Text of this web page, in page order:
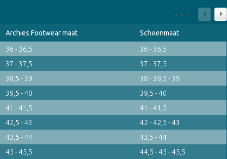
Archies Footwear maat
Schoenmaat
36 - 36,5
36 - 36,5
37 - 37,5
37 - 37,5
38,5 - 39
38 - 38,5 - 39
39,5 - 40
39,5 - 40
41 - 41,5
41 - 41,5
42,5 - 43
42 - 42,5 - 43
43,5 - 44
43,5 - 44
45 - 45,5
44,5 - 45 - 45,5